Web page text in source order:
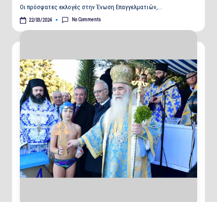
Οι πρόσφατες εκλογές στην Ένωση Επαγγελματιών,…
22/03/2024 No Comments